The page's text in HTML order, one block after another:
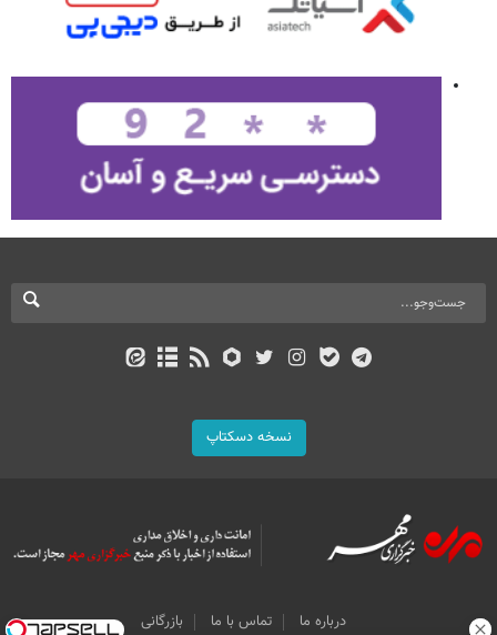
نسخه دسکتاپ
درباره ما تماس با ما بازرگانی